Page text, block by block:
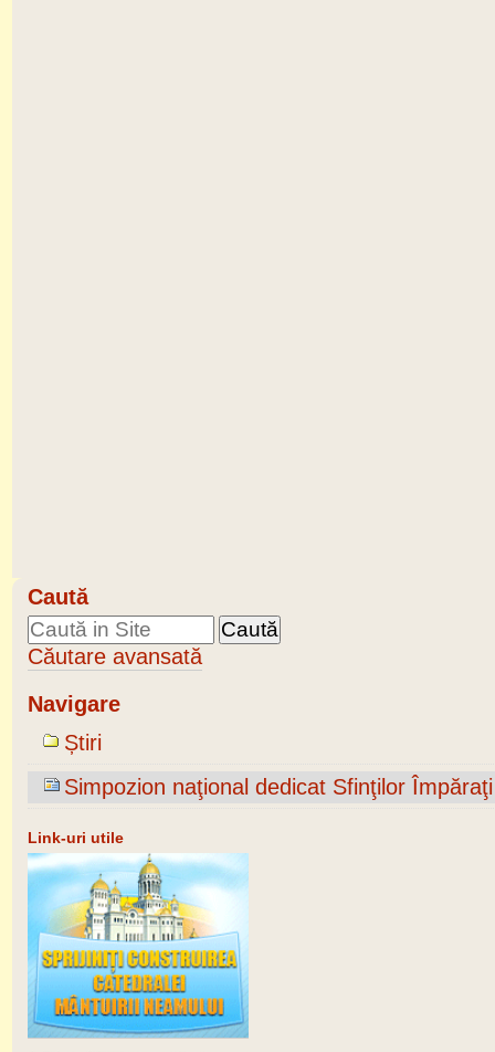
Caută
Căutare avansată
Navigare
Știri
Simpozion naţional dedicat Sfinţilor
Link-uri utile